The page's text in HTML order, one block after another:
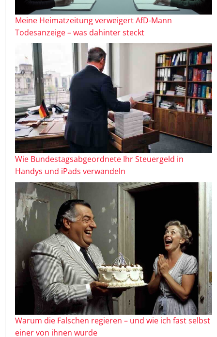
Meine Heimatzeitung verweigert AfD-Mann
Todesanzeige – was dahinter steckt
Wie Bundestagsabgeordnete Ihr Steuergeld in
Handys und iPads verwandeln
Warum die Falschen regieren – und wie ich fast selbst
einer von ihnen wurde